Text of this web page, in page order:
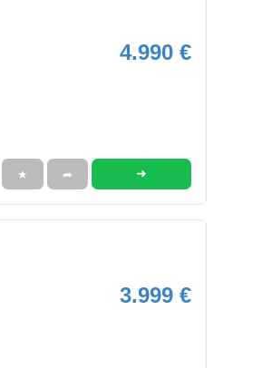
4.990 €
★ ➦ ➜
3.999 €